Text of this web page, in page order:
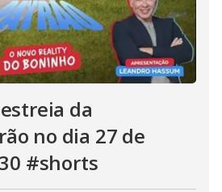
da
no dia 27 de
#shorts